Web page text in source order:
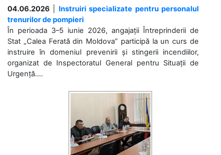
04.06.2026
Instruiri specializate pentru personalul
trenurilor de pompieri
În perioada 3–5 iunie 2026, angajații Întreprinderii de
Stat „Calea Ferată din Moldova” participă la un curs de
instruire în domeniul prevenirii și stingerii incendiilor,
organizat de Inspectoratul General pentru Situații de
Urgență....